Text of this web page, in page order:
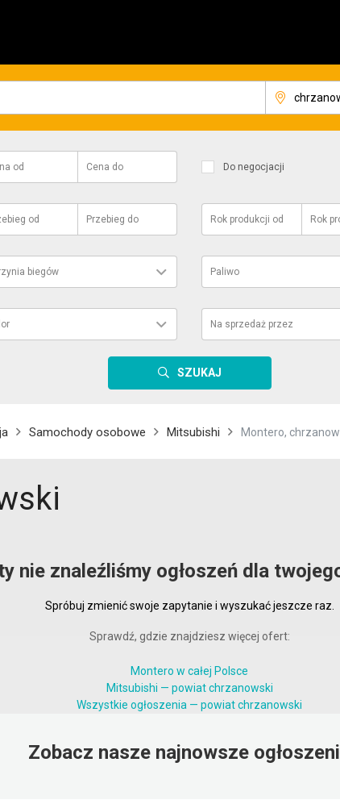
od Cena do Do negocjacji
od Przebieg do Rok produkcji od Rok
biegów Paliwo
Na sprzedaż przez
SZUKAJ
Samochody osobowe Mitsubishi Montero,
nie znaleźliśmy ogłoszeń dla
Spróbuj zmienić swoje zapytanie i wyszukać jeszcze raz.
Sprawdź, gdzie znajdziesz więcej ofert:
Montero w całej Polsce
Mitsubishi — powiat chrzanowski
Wszystkie ogłoszenia — powiat chrzanowski
Zobacz nasze najnowsze